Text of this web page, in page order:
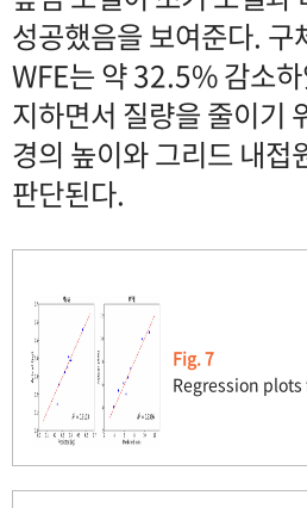
성공했음을 보여준다.
WFE는 약 32.5% 감소
지하면서 질량을 줄이기
경의 높이와 그리드 내접
판단된다.
Fig. 7
Regression